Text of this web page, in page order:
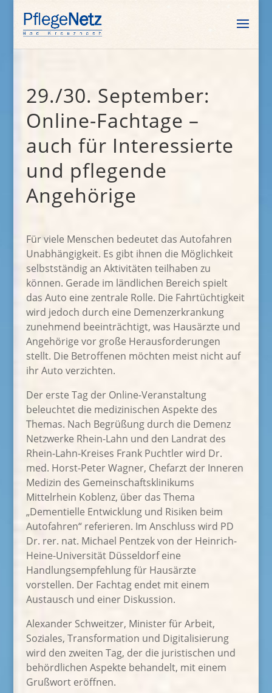
29./30. September:
Online-Fachtage –
auch für Interessierte
und pflegende
Angehörige
Für viele Menschen bedeutet das Autofahren
Unabhängigkeit. Es gibt ihnen die Möglichkeit
selbstständig an Aktivitäten teilhaben zu
können. Gerade im ländlichen Bereich spielt
das Auto eine zentrale Rolle. Die Fahrtüchtigkeit
wird jedoch durch eine Demenzerkrankung
zunehmend beeinträchtigt, was Hausärzte und
Angehörige vor große Herausforderungen
stellt. Die Betroffenen möchten meist nicht auf
ihr Auto verzichten.
Der erste Tag der Online-Veranstaltung
beleuchtet die medizinischen Aspekte des
Themas. Nach Begrüßung durch die Demenz
Netzwerke Rhein-Lahn und den Landrat des
Rhein-Lahn-Kreises Frank Puchtler wird Dr.
med. Horst-Peter Wagner, Chefarzt der Inneren
Medizin des Gemeinschaftsklinikums
Mittelrhein Koblenz, über das Thema
„Dementielle Entwick­lung und Risiken beim
Autofahren“ referieren. Im Anschluss wird PD
Dr. rer. nat. Michael Pentzek von der Heinrich-
Heine-Universität Düsseldorf eine
Handlungsempfehlung für Hausärzte
vorstellen. Der Fachtag endet mit einem
Austausch und einer Diskussion.
Alexander Schweitzer, Minister für Arbeit,
Soziales, Transformation und Digi­talisierung
wird den zweiten Tag, der die juristischen und
behördlichen As­pekte behandelt, mit einem
Grußwort eröffnen.